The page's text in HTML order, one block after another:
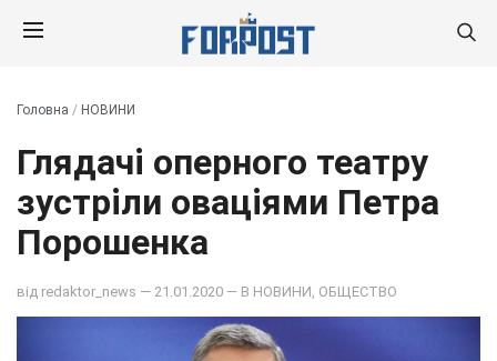
Головна / НОВИНИ
Глядачі оперного театру
зустріли оваціями Петра
Порошенка
від redaktor_news — 21.01.2020 — В НОВИНИ ОБЩЕСТВО